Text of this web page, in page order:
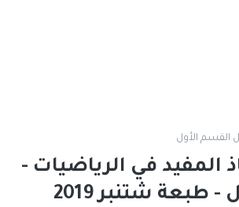
القسم الأول
المفيد في الرياضيات -
طبعة شتنبر 2019